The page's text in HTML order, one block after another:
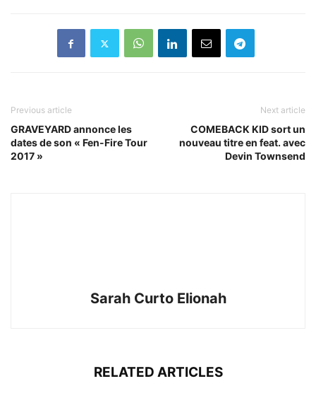
Previous article
GRAVEYARD annonce les
dates de son « Fen-Fire Tour
2017 »
Next article
COMEBACK KID sort un
nouveau titre en feat. avec
Devin Townsend
Sarah Curto Elionah
RELATED ARTICLES